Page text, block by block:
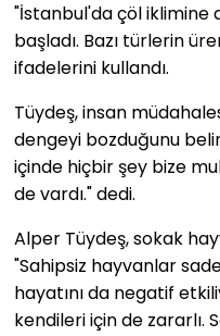
"İstanbul'da çöl
başladı. Bazı türlerin
ifadelerini kullandı.
Tüydeş, insan
dengeyi bozduğunu
içinde hiçbir şey bize
de vardı." dedi.
Alper Tüydeş, sokak
"Sahipsiz hayvanlar
hayatını da negatif
kendileri için de zararlı.